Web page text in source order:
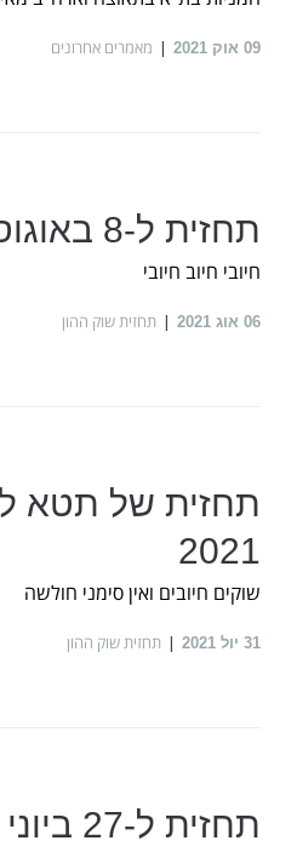
09 אוק 2021 מאמרים אחרונים
תחזית ל-8 באוגוסט 2021
חיובי חיוב חיובי
06 אוג 2021 תחזית שוק ההון
2021
שוקים חיובים ואין סימני חולשה
31 יול 2021 תחזית שוק ההון
תחזית ל-27 ביוני 2021